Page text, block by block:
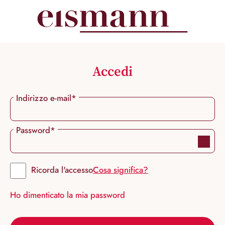
principale
Accedi
Indirizzo e-mail*
Password*
Ricorda l'accessoCosa significa?
Ho dimenticato la mia password